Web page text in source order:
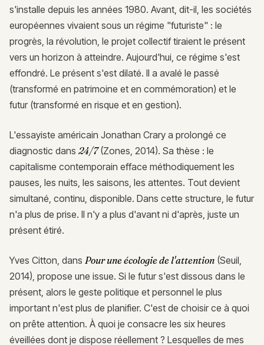
s'installe depuis les années 1980. Avant, dit-il, les sociétés
européennes vivaient sous un régime "futuriste" : le
progrès, la révolution, le projet collectif tiraient le présent
vers un horizon à atteindre. Aujourd'hui, ce régime s'est
effondré. Le présent s'est dilaté. Il a avalé le passé
(transformé en patrimoine et en commémoration) et le
futur (transformé en risque et en gestion).
L'essayiste américain Jonathan Crary a prolongé ce
diagnostic dans 24/7(Zones, 2014). Sa thèse : le
capitalisme contemporain efface méthodiquement les
pauses, les nuits, les saisons, les attentes. Tout devient
simultané, continu, disponible. Dans cette structure, le futur
n'a plus de prise. Il n'y a plus d'avant ni d'après, juste un
présent étiré.
Yves Citton, dans Pour une écologie de l'attention (Seuil,
2014), propose une issue. Si le futur s'est dissous dans le
présent, alors le geste politique et personnel le plus
important n'est plus de planifier. C'est de choisir ce à quoi
on prête attention. À quoi je consacre les six heures
éveillées dont je dispose réellement ? Lesquelles de mes